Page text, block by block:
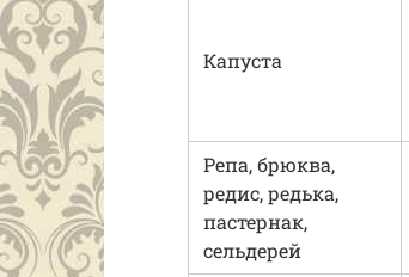
Капуста
Репа, брюква,
редис, редька,
пастернак,
сельдерей